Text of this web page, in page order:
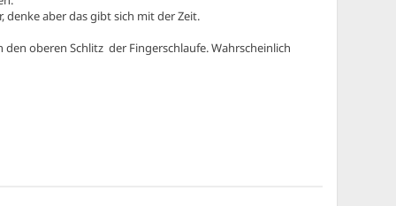
denke aber das gibt sich mit der Zeit.
oberen Schlitz der Fingerschlaufe. Wahrscheinlich